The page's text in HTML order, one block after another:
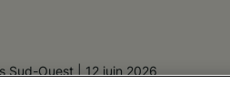
Sud-Ouest | 12 juin 2026